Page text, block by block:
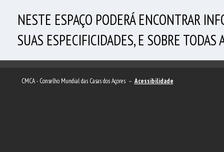
NESTE ESPAÇO PODERÁ ENCONTRAR
SUAS ESPECIFICIDADES, E SOBRE
CMCA - Conselho Mundial das Casas dos Açores – Acessibilidade